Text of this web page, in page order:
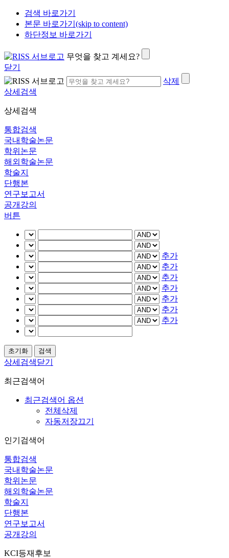
검색 바로가기
본문 바로가기(skip to content)
하단정보 바로가기
무엇을 찾고 계세요?
닫기
삭제
상세검색
상세검색
통합검색
국내학술논문
학위논문
해외학술논문
학술지
단행본
연구보고서
공개강의
버튼
추가
추가
추가
추가
추가
추가
추가
상세검색닫기
최근검색어
최근검색어 옵션
전체삭제
자동저장끄기
인기검색어
통합검색
국내학술논문
학위논문
해외학술논문
학술지
단행본
연구보고서
공개강의
KCI등재후보